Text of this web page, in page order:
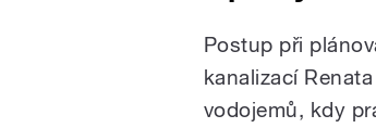
Postup při
kanalizací
vodojemů, kdy